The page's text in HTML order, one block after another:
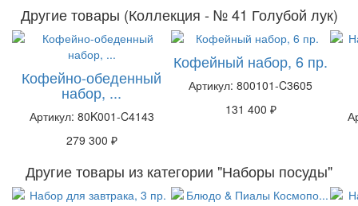
Другие товары (Коллекция - № 41 Голубой лук)
Кофейно-обеденный
набор, ...
Артикул: 80K001-C4143
279 300 ₽
Кофейный набор, 6 пр.
Артикул: 800101-C3605
131 400 ₽
Другие товары из категории "Наборы посуды"